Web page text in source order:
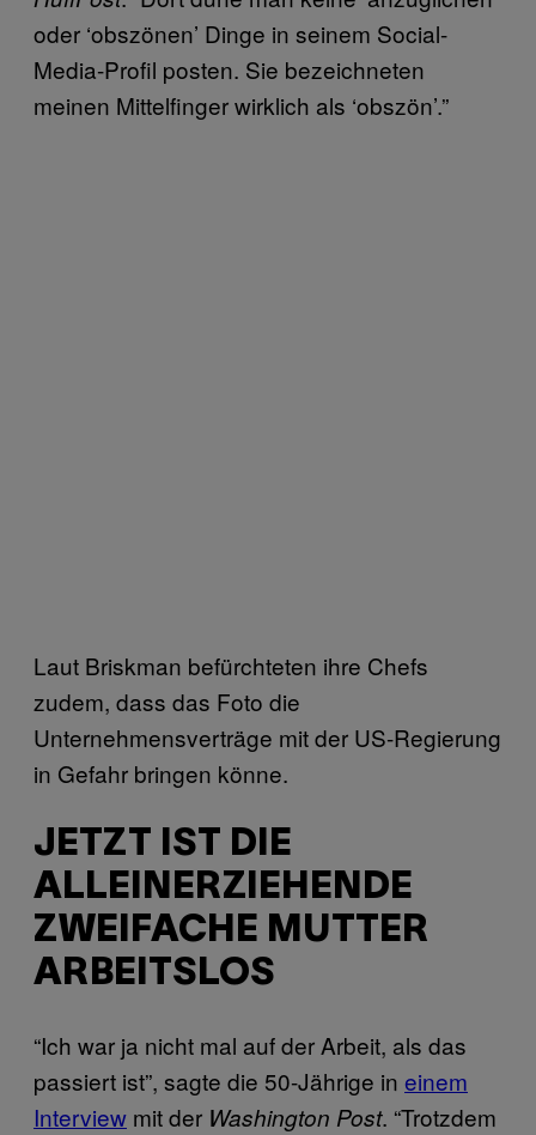
oder ‘obszönen’ Dinge in seinem Social-
Media-Profil posten. Sie bezeichneten
meinen Mittelfinger wirklich als ‘obszön’.”
Laut Briskman befürchteten ihre Chefs
zudem, dass das Foto die
Unternehmensverträge mit der US-Regierung
in Gefahr bringen könne.
JETZT IST DIE
ALLEINERZIEHENDE
ZWEIFACHE MUTTER
ARBEITSLOS
“Ich war ja nicht mal auf der Arbeit, als das
passiert ist”, sagte die 50-Jährige in einem
Interview mit der Washington Post. “Trotzdem